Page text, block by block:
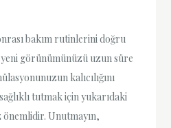
bakım rutinlerini doğru
görünümünüzü uzun süre
kalıcılığını
tutmak için yukarıdaki
Unutmayın,